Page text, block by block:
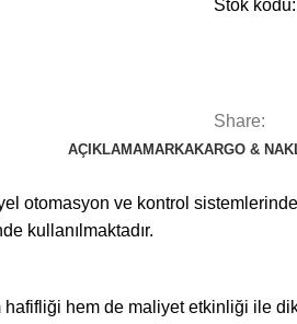
Stok kodu:
Share:
AÇIKLAMAMARKAKARGO &
otomasyon ve kontrol
kullanılmaktadır.
hafifliği hem de maliyet etkinliği ile